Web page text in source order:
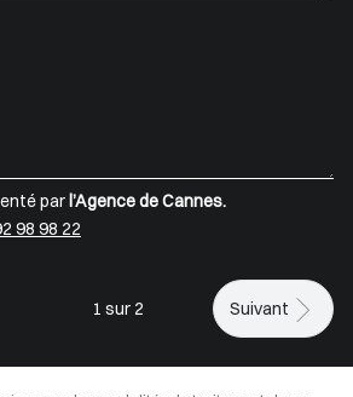
par l’Agence de Cannes.
98 98 22
1 sur 2 Suivant